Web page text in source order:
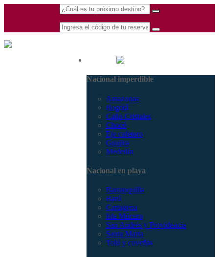
Nacional imperdible
Amazonas
Bogotá
Caño Cristales
Chocó
Eje cafetero
Guajira
Medellín
Nacional en playa
Barranquilla
Barú
Cartagena
Isla Múcura
San Andrés y Providencia
Santa Marta
Tolú y coveñas